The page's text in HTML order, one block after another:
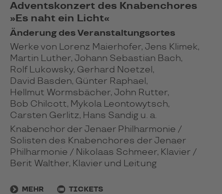
Adventskonzert des Knabenchores
»Es naht ein Licht«
Änderung des Veranstaltungsortes
Werke von Lorenz Maierhofer, Jens Klimek,
Martin Luther, Johann Sebastian Bach,
Rolf Lukowsky, Gerhard Noetzel,
David Basden, Günter Raphael,
Hellmut Wormsbächer, John Rutter,
Bob Chilcott, Mykola Leontowytsch,
Carsten Gerlitz, Hans Sandig u. a.
Knabenchor der Jenaer Philharmonie /
Solisten des Knabenchores der Jenaer
Philharmonie / Nikolaas Schmeer, Klavier /
Berit Walther, Klavier und Leitung
MEHR TICKETS